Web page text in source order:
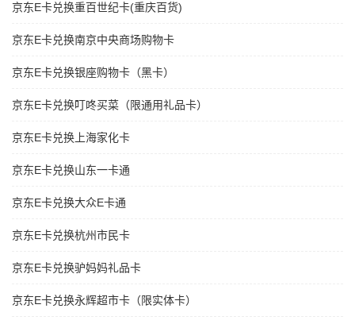
京东E卡兑换重百世纪卡(重庆百货)
京东E卡兑换南京中央商场购物卡
京东E卡兑换银座购物卡（黑卡）
京东E卡兑换叮咚买菜（限通用礼品卡）
京东E卡兑换上海家化卡
京东E卡兑换山东一卡通
京东E卡兑换大众E卡通
京东E卡兑换杭州市民卡
京东E卡兑换驴妈妈礼品卡
京东E卡兑换永辉超市卡（限实体卡）